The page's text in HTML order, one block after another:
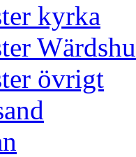
kyrka
övrigt